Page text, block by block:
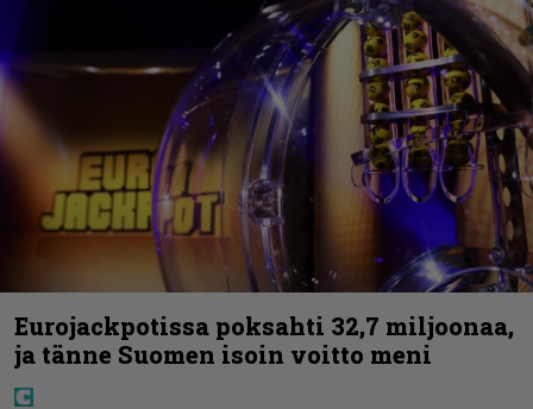
Eurojackpotissa poksahti 32,7 miljoonaa,
ja tänne Suomen isoin voitto meni